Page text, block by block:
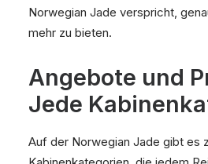
Norwegian Jade verspricht,
mehr zu bieten.
Angebote und
Jede
Auf der Norwegian Jade gibt es